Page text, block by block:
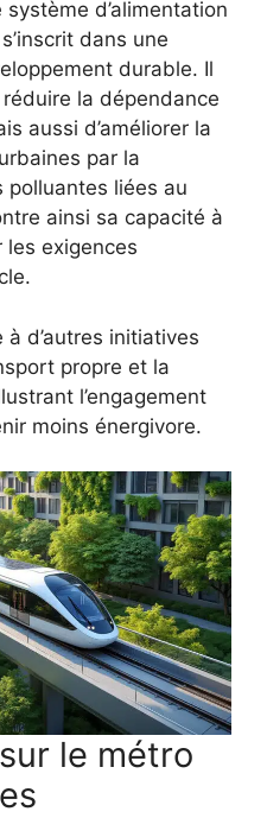
d’alimentation
dans une
durable. Il
la dépendance
aussi d’améliorer la
par la
polluantes liées au
ainsi sa capacité à
les exigences
à d’autres initiatives
propre et la
l’engagement
moins énergivore.
le métro